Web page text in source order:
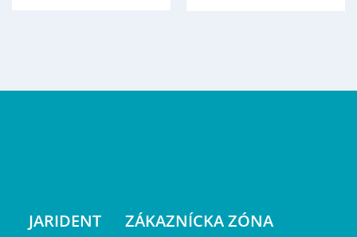
JARIDENT ZÁKAZNÍCKA ZÓNA